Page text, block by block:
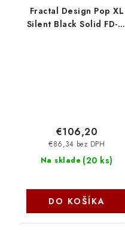
Fractal Design Pop XL
Silent Black Solid FD-C-
Na sklade (20 ks)
€86,34 bez DPH
€106,20
DO KOŠÍKA